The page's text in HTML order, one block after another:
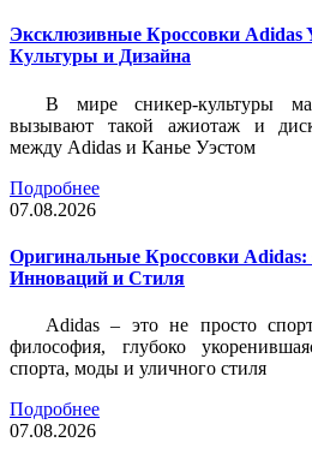
Эксклюзивные Кроссовки Adidas
Культуры и Дизайна
В мире сникер-культуры
вызывают такой ажиотаж и
между Adidas и Канье Уэстом
Подробнее
07.08.2026
Оригинальные Кроссовки Adidas:
Инноваций и Стиля
Adidas – это не просто
философия, глубоко
спорта, моды и уличного стиля
Подробнее
07.08.2026